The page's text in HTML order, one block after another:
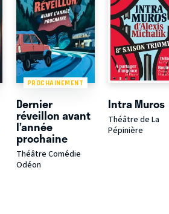
PROCHAINEMENT
Dernier
réveillon avant
l’année
prochaine
Théâtre Comédie
Odéon
Intra Muros
Théâtre de La
Pépinière